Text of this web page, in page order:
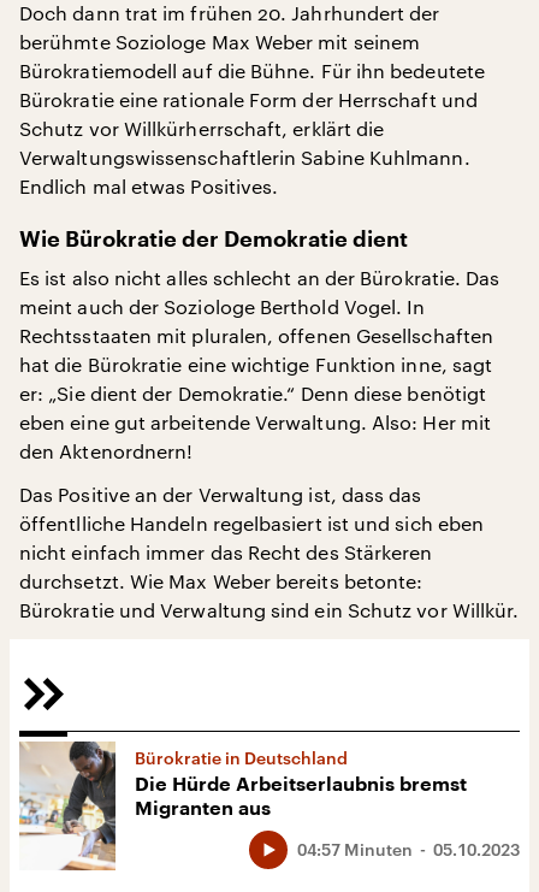
Doch dann trat im frühen 20. Jahrhundert der
berühmte Soziologe Max Weber mit seinem
Bürokratiemodell auf die Bühne. Für ihn bedeutete
Bürokratie eine rationale Form der Herrschaft und
Schutz vor Willkürherrschaft, erklärt die
Verwaltungswissenschaftlerin Sabine Kuhlmann.
Endlich mal etwas Positives.
Wie Bürokratie der Demokratie dient
Es ist also nicht alles schlecht an der Bürokratie. Das
meint auch der Soziologe Berthold Vogel. In
Rechtsstaaten mit pluralen, offenen Gesellschaften
hat die Bürokratie eine wichtige Funktion inne, sagt
er: „Sie dient der Demokratie.“ Denn diese benötigt
eben eine gut arbeitende Verwaltung. Also: Her mit
den Aktenordnern!
Das Positive an der Verwaltung ist, dass das
öffentlliche Handeln regelbasiert ist und sich eben
nicht einfach immer das Recht des Stärkeren
durchsetzt. Wie Max Weber bereits betonte:
Bürokratie und Verwaltung sind ein Schutz vor Willkür.
Bürokratie in Deutschland
Die Hürde Arbeitserlaubnis bremst
Migranten aus
05.10.2023
04:57 Minuten